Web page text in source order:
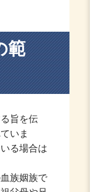
範
旨を伝
いま
る場合は
族姻族で